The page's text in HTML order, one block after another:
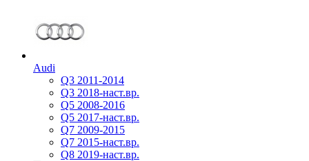
Audi
Q3 2011-2014
Q3 2018-наст.вр.
Q5 2008-2016
Q5 2017-наст.вр.
Q7 2009-2015
Q7 2015-наст.вр.
Q8 2019-наст.вр.